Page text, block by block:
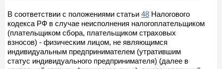
В соответствии с положениями статьи 48 Налогового
кодекса РФ в случае неисполнения налогоплательщиком
(плательщиком сбора, плательщиком страховых
взносов) - физическим лицом, не являющимся
индивидуальным предпринимателем (утратившим
статус индивидуального предпринимателя) (далее в